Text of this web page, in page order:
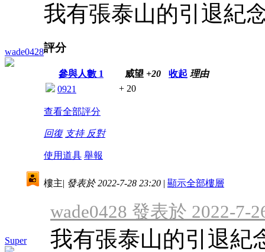
wade0428
我有張泰山的引退紀
評分
參與人數 1 威望 +20 收起 理由
0921
+ 20
查看全部評分
回復 支持 反對
使用道具 舉報
Super
樓主| 發表於 2022-7-28 23:20 | 顯示全部樓層
wade0428 發表於 2022-7-
我有張泰山的引退紀